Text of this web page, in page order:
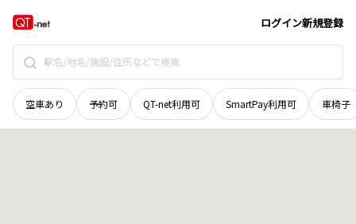
ログイン新規登録
空車あり 予約可 QT-net利用可 SmartPay利用可 車椅子
富山県